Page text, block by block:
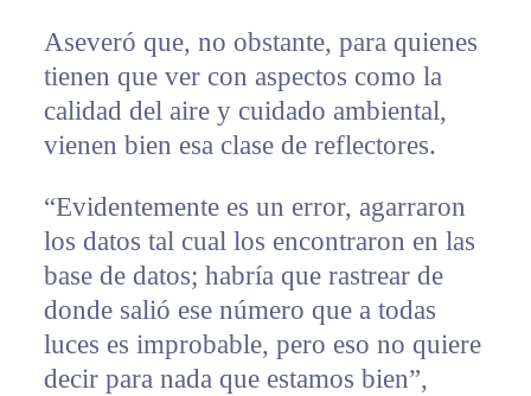
Aseveró que, no obstante, para quienes
tienen que ver con aspectos como la
calidad del aire y cuidado ambiental,
vienen bien esa clase de reflectores.
“Evidentemente es un error, agarraron
los datos tal cual los encontraron en las
base de datos; habría que rastrear de
donde salió ese número que a todas
luces es improbable, pero eso no quiere
decir para nada que estamos bien”,